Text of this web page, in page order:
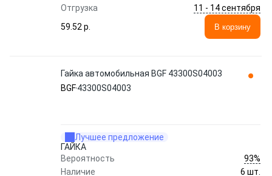
Отгрузка
11 - 14 сентября
59.52 p.
В корзину
Гайка автомобильная BGF 43300S04003
BGF43300S04003
Лучшее предложение
ГАЙКА
Вероятность
93%
Наличие
6 шт.